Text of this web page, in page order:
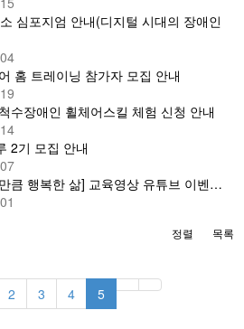
심포지엄 안내(디지털 시대의 장애인
홈 트레이닝 참가자 모집 안내
수장애인 휠체어스킬 체험 신청 안내
2기 모집 안내
큼 행복한 삶] 교육영상 유튜브 이벤…
정렬 목록
2 3 4 5